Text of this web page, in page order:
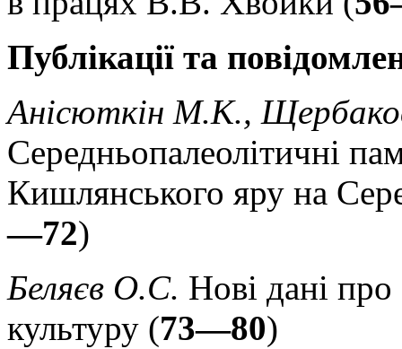
Публікації та
Анісюткін М.К.,
Середньопалеолітичні
Кишлянського яру на
—72)
Беляєв О.С. Нові дані
культуру (73—80)